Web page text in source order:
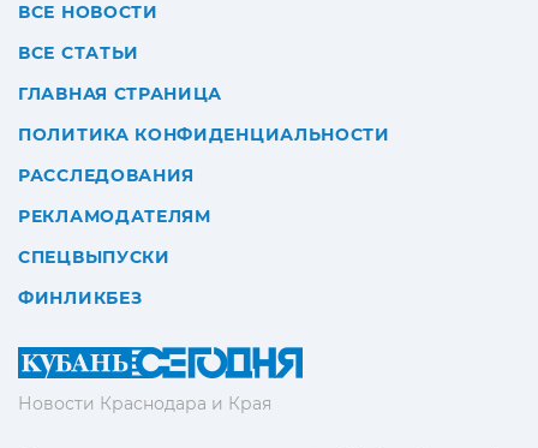
Новости Краснодара и Края
ВСЕ НОВОСТИ
ВСЕ СТАТЬИ
ГЛАВНАЯ СТРАНИЦА
ПОЛИТИКА КОНФИДЕНЦИАЛЬНОСТИ
РАССЛЕДОВАНИЯ
РЕКЛАМОДАТЕЛЯМ
СПЕЦВЫПУСКИ
ФИНЛИКБЕЗ